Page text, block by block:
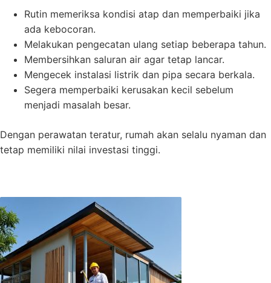
Rutin memeriksa kondisi atap dan memperbaiki jika
ada kebocoran.
Melakukan pengecatan ulang setiap beberapa tahun.
Membersihkan saluran air agar tetap lancar.
Mengecek instalasi listrik dan pipa secara berkala.
Segera memperbaiki kerusakan kecil sebelum
menjadi masalah besar.
Dengan perawatan teratur, rumah akan selalu nyaman dan
tetap memiliki nilai investasi tinggi.